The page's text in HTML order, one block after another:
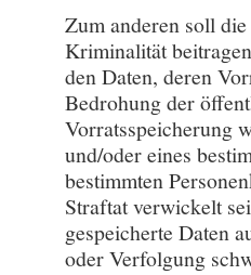
Zum anderen soll
Kriminalität
den Daten, deren
Bedrohung der
Vorratsspeicherung
und/oder eines
bestimmten
Straftat verwickelt
gespeicherte Daten
oder Verfolgung